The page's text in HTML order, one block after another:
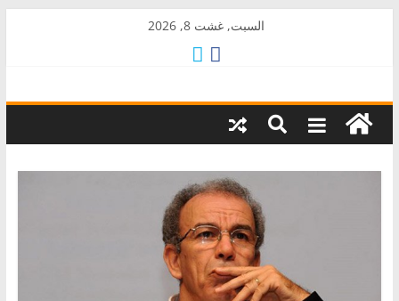
السبت, غشت 8, 2026
AkalPress
منبر